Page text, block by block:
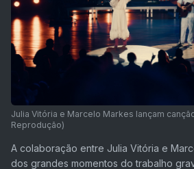
Julia Vitória e Marcelo Markes lançam
Reprodução)
A colaboração entre Julia Vitória e
dos grandes momentos do trabalho